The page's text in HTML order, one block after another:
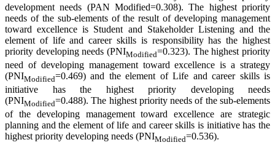
development needs (PAN Modified=0.308). The highest priority
needs of the sub-elements of the result of developing management
toward excellence is Student and Stakeholder Listening and the
element of life and career skills is responsibility has the highest
priority developing needs (PNIModified=0.323). The highest priority
need of developing management toward excellence is a strategy
(PNIModified=0.469) and the element of Life and career skills is
initiative has the highest priority developing needs
(PNIModified=0.488). The highest priority needs of the sub-elements
of the developing management toward excellence are strategic
planning and the element of life and career skills is initiative has the
highest priority developing needs (PNIModified=0.536).